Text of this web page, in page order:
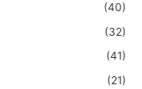
(40)
(32)
(41)
(21)